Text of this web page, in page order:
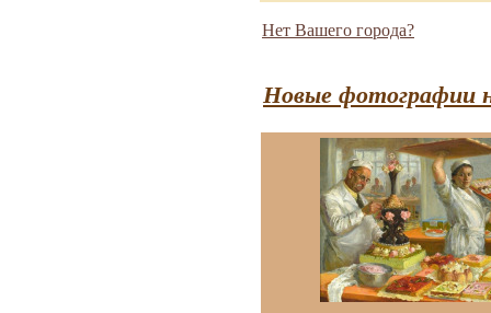
Нет Вашего города?
Новые фотографии